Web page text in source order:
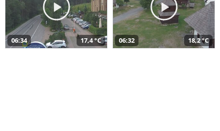
06:34 17,4 °C 06:32 18,2 °C